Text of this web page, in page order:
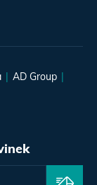
AD Group